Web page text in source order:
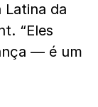
Latina da
“Eles
— é um